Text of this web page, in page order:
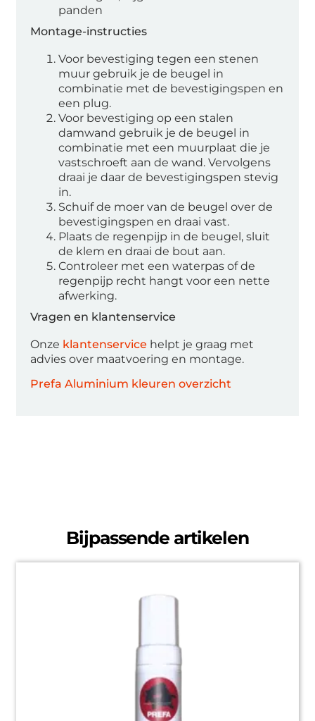
panden
Montage-instructies
Voor bevestiging tegen een stenen
muur gebruik je de beugel in
combinatie met de bevestigingspen en
een plug.
Voor bevestiging op een stalen
damwand gebruik je de beugel in
combinatie met een muurplaat die je
vastschroeft aan de wand. Vervolgens
draai je daar de bevestigingspen stevig
in.
Schuif de moer van de beugel over de
bevestigingspen en draai vast.
Plaats de regenpijp in de beugel, sluit
de klem en draai de bout aan.
Controleer met een waterpas of de
regenpijp recht hangt voor een nette
afwerking.
Vragen en klantenservice
Onze klantenservice helpt je graag met
advies over maatvoering en montage.
Prefa Aluminium kleuren overzicht
Bijpassende artikelen